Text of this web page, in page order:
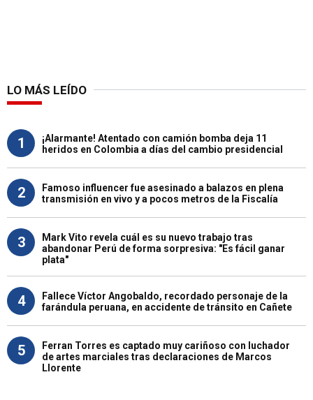
LO MÁS LEÍDO
1
¡Alarmante! Atentado con camión bomba deja 11
heridos en Colombia a días del cambio presidencial
2
Famoso influencer fue asesinado a balazos en plena
transmisión en vivo y a pocos metros de la Fiscalía
3
Mark Vito revela cuál es su nuevo trabajo tras
abandonar Perú de forma sorpresiva: "Es fácil ganar
plata"
4
Fallece Víctor Angobaldo, recordado personaje de la
farándula peruana, en accidente de tránsito en Cañete
5
Ferran Torres es captado muy cariñoso con luchador
de artes marciales tras declaraciones de Marcos
Llorente